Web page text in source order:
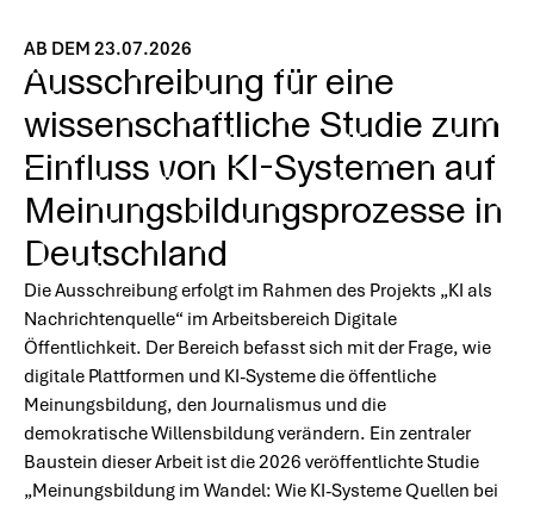
AB DEM 23.07.2026
Ausschreibung für eine
wissenschaftliche Studie zum
Einfluss von KI-Systemen auf
Meinungsbildungsprozesse in
Deutschland
Die Ausschreibung erfolgt im Rahmen des Projekts „KI als
Nachrichtenquelle“ im Arbeitsbereich Digitale
Öffentlichkeit. Der Bereich befasst sich mit der Frage, wie
digitale Plattformen und KI-Systeme die öffentliche
Meinungsbildung, den Journalismus und die
demokratische Willensbildung verändern. Ein zentraler
Baustein dieser Arbeit ist die 2026 veröffentlichte Studie
„Meinungsbildung im Wandel: Wie KI-Systeme Quellen bei
Hiermit bestätige ich, dass meine Daten gemäß der
DSGVO und den
Datenschutzbestimmungen
Agora Digitale Transformation gGmbH gespeichert
und verarbeitet werden dürfen.